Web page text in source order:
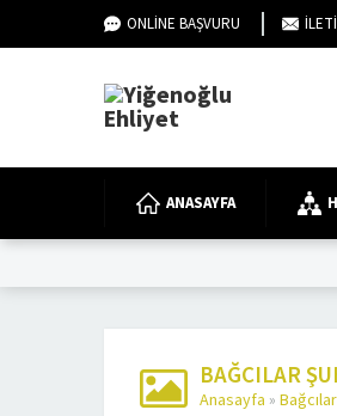
ONLINE BAŞVURU
ANASAYFA
BAĞCILAR
Anasayfa »